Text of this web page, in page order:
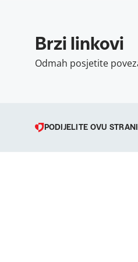
Brzi linkovi
Odmah posjetite
PODIJELITE OVU